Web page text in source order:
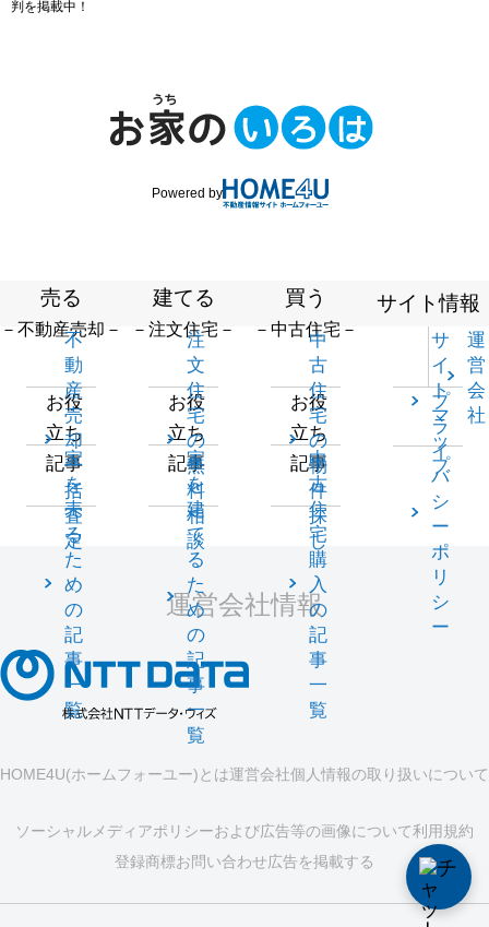
判を掲載中！
Powered by
売る
－不動産売却－
不
動
産
売
却
一
括
査
定
お役
立ち
記事
家
を
売
る
た
め
の
記
事
一
覧
建てる
－注文住宅－
注
文
住
宅
の
無
料
相
談
お役
立ち
記事
家
を
建
て
る
た
め
の
記
事
一
覧
買う
－中古住宅－
中
古
住
宅
の
物
件
探
し
お役
立ち
記事
中
古
住
宅
購
入
の
記
事
一
覧
サイト情報
サ
イ
ト
マ
ッ
プ
運
営
会
社
プ
ラ
イ
バ
シ
ー
ポ
リ
シ
ー
運営会社情報
HOME4U(ホームフォーユー)とは運営会社個人情報の取り扱いについて
ソーシャルメディアポリシーおよび広告等の画像について利用規約
登録商標お問い合わせ広告を掲載する